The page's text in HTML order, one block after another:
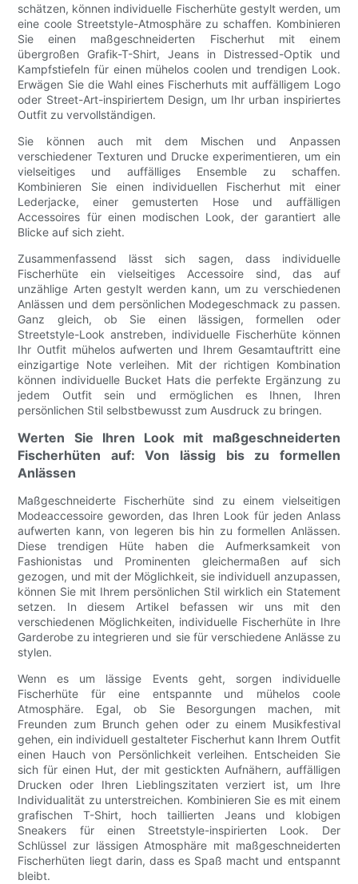
schätzen, können individuelle Fischerhüte gestylt werden, um
eine coole Streetstyle-Atmosphäre zu schaffen. Kombinieren
Sie einen maßgeschneiderten Fischerhut mit einem
übergroßen Grafik-T-Shirt, Jeans in Distressed-Optik und
Kampfstiefeln für einen mühelos coolen und trendigen Look.
Erwägen Sie die Wahl eines Fischerhuts mit auffälligem Logo
oder Street-Art-inspiriertem Design, um Ihr urban inspiriertes
Outfit zu vervollständigen.
Sie können auch mit dem Mischen und Anpassen
verschiedener Texturen und Drucke experimentieren, um ein
vielseitiges und auffälliges Ensemble zu schaffen.
Kombinieren Sie einen individuellen Fischerhut mit einer
Lederjacke, einer gemusterten Hose und auffälligen
Accessoires für einen modischen Look, der garantiert alle
Blicke auf sich zieht.
Zusammenfassend lässt sich sagen, dass individuelle
Fischerhüte ein vielseitiges Accessoire sind, das auf
unzählige Arten gestylt werden kann, um zu verschiedenen
Anlässen und dem persönlichen Modegeschmack zu passen.
Ganz gleich, ob Sie einen lässigen, formellen oder
Streetstyle-Look anstreben, individuelle Fischerhüte können
Ihr Outfit mühelos aufwerten und Ihrem Gesamtauftritt eine
einzigartige Note verleihen. Mit der richtigen Kombination
können individuelle Bucket Hats die perfekte Ergänzung zu
jedem Outfit sein und ermöglichen es Ihnen, Ihren
persönlichen Stil selbstbewusst zum Ausdruck zu bringen.
Werten Sie Ihren Look mit maßgeschneiderten
Fischerhüten auf: Von lässig bis zu formellen
Anlässen
Maßgeschneiderte Fischerhüte sind zu einem vielseitigen
Modeaccessoire geworden, das Ihren Look für jeden Anlass
aufwerten kann, von legeren bis hin zu formellen Anlässen.
Diese trendigen Hüte haben die Aufmerksamkeit von
Fashionistas und Prominenten gleichermaßen auf sich
gezogen, und mit der Möglichkeit, sie individuell anzupassen,
können Sie mit Ihrem persönlichen Stil wirklich ein Statement
setzen. In diesem Artikel befassen wir uns mit den
verschiedenen Möglichkeiten, individuelle Fischerhüte in Ihre
Garderobe zu integrieren und sie für verschiedene Anlässe zu
stylen.
Wenn es um lässige Events geht, sorgen individuelle
Fischerhüte für eine entspannte und mühelos coole
Atmosphäre. Egal, ob Sie Besorgungen machen, mit
Freunden zum Brunch gehen oder zu einem Musikfestival
gehen, ein individuell gestalteter Fischerhut kann Ihrem Outfit
einen Hauch von Persönlichkeit verleihen. Entscheiden Sie
sich für einen Hut, der mit gestickten Aufnähern, auffälligen
Drucken oder Ihren Lieblingszitaten verziert ist, um Ihre
Individualität zu unterstreichen. Kombinieren Sie es mit einem
grafischen T-Shirt, hoch taillierten Jeans und klobigen
Sneakers für einen Streetstyle-inspirierten Look. Der
Schlüssel zur lässigen Atmosphäre mit maßgeschneiderten
Fischerhüten liegt darin, dass es Spaß macht und entspannt
bleibt.